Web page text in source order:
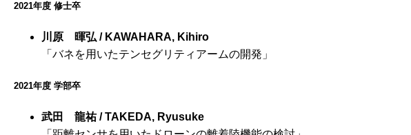
2021年度 修士卒
川原 暉弘 / KAWAHARA, Kihiro
「バネを用いたテンセグリティアームの開発」
2021年度 学部卒
武田 龍祐 / TAKEDA, Ryusuke